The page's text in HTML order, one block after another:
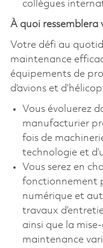
collègues
À quoi
Votre défi au
maintenance
équipements de
d’avions et
Vous évoluerez
manufacturier
fois de
technologie et
Vous serez en
fonctionnement
numérique et
travaux
ainsi que la
maintenance